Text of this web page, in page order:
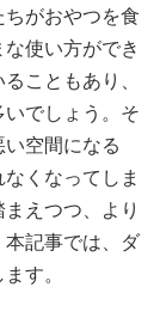
がおやつを食
使い方ができ
こともあり、
でしょう。そ
空間になる
くなってしま
えつつ、より
本記事では、ダ
す。